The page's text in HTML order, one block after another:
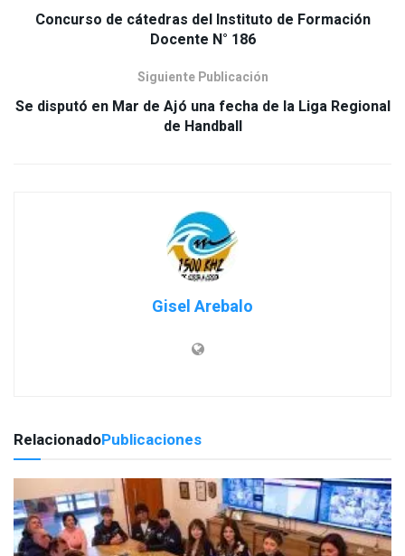
Concurso de cátedras del Instituto de Formación
Docente N° 186‏
Siguiente Publicación
Se disputó en Mar de Ajó una fecha de la Liga Regional
de Handball
Gisel Arebalo
RelacionadoPublicaciones